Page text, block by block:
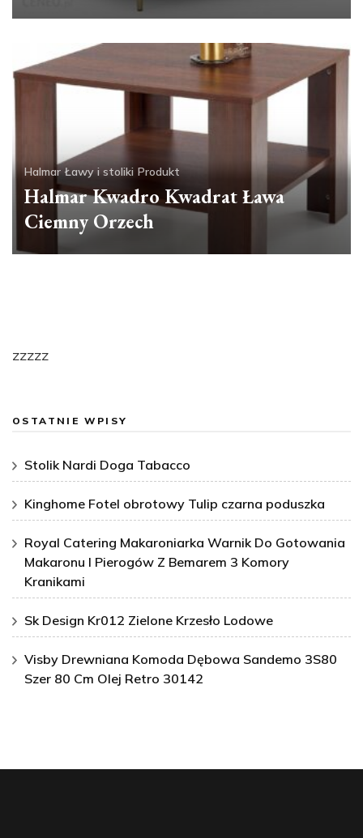
Halmar Ławy i stoliki Produkt
Halmar Kwadro Kwadrat Ława
Ciemny Orzech
zzzzz
OSTATNIE WPISY
Stolik Nardi Doga Tabacco
Kinghome Fotel obrotowy Tulip czarna poduszka
Royal Catering Makaroniarka Warnik Do Gotowania
Makaronu I Pierogów Z Bemarem 3 Komory
Kranikami
Sk Design Kr012 Zielone Krzesło Lodowe
Visby Drewniana Komoda Dębowa Sandemo 3S80
Szer 80 Cm Olej Retro 30142